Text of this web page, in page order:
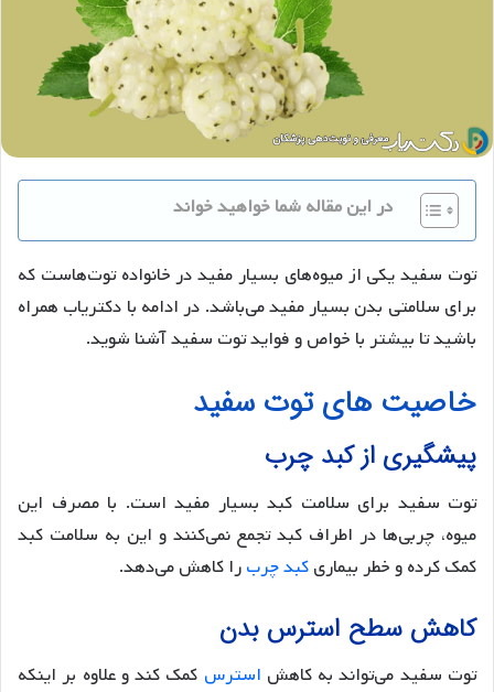
در این مقاله شما خواهید خواند
توت سفید یکی از میوه‌های بسیار مفید در خانواده توت‌هاست که
برای سلامتی بدن بسیار مفید می‌باشد. در ادامه با دکتریاب همراه
باشید تا بیشتر با خواص و فواید توت سفید آشنا شوید.
خاصیت های توت سفید
پیشگیری از کبد چرب
توت سفید برای سلامت کبد بسیار مفید است. با مصرف این
میوه، چربی‌ها در اطراف کبد تجمع نمی‌کنند و این به سلامت کبد
کمک کرده و خطر بیماریکبد چربرا کاهش می‌دهد.
کاهش سطح استرس بدن
توت سفید می‌تواند به کاهش استرس کمک کند و علاوه بر اینکه